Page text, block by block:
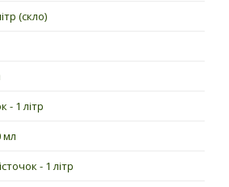
(скло)
- 1 літр
мл
- 1 літр